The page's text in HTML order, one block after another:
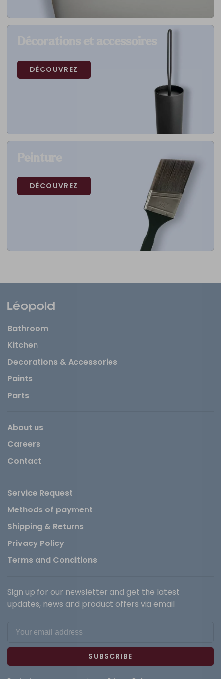
DÉCOUVREZ
DÉCOUVREZ
Bathroom
Kitchen
Decorations & Accessories
Paints
Parts
About us
Careers
Contact
Service Request
Methods of payment
Shipping & Returns
Privacy Policy
Terms and Conditions
Sign up for our newsletter and get the latest
updates, news and product offers via email
SUBSCRIBE